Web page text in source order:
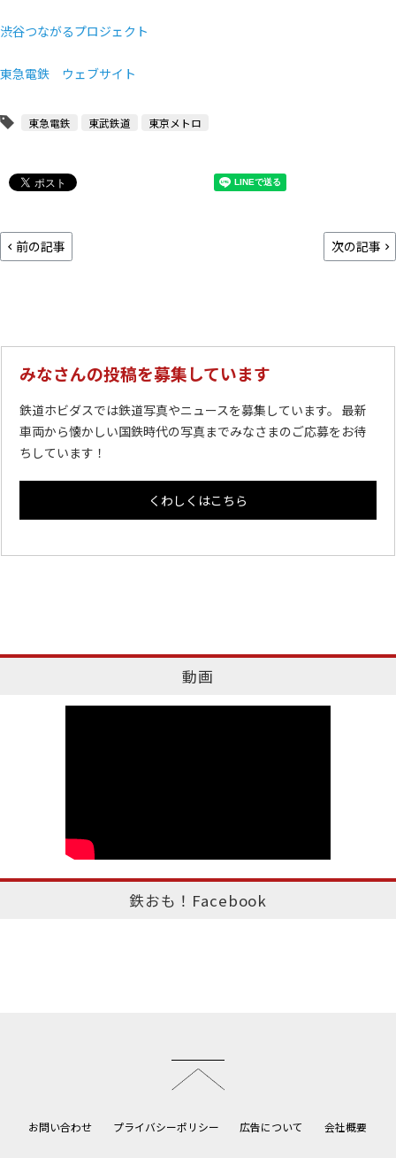
渋谷つながるプロジェクト
東急電鉄 ウェブサイト
東急電鉄 東武鉄道 東京メトロ
前の記事 次の記事
みなさんの投稿を募集しています
鉄道ホビダスでは鉄道写真やニュースを募集しています。 最新
車両から懐かしい国鉄時代の写真までみなさまのご応募をお待
ちしています！
くわしくはこちら
動画
鉄おも！Facebook
お問い合わせ プライバシーポリシー 広告について 会社概要